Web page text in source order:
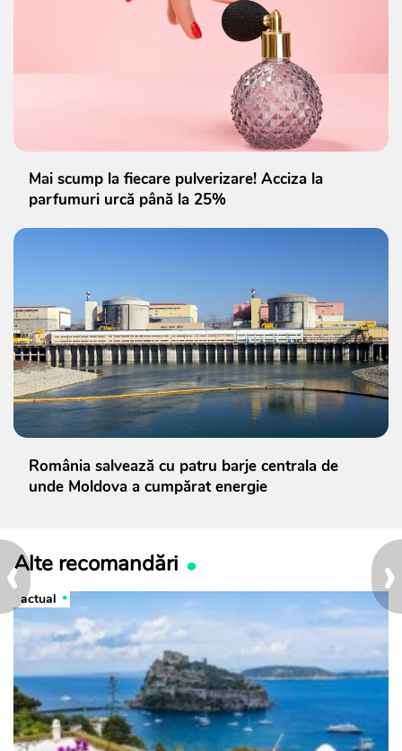
›
‹
Mai scump la fiecare pulverizare! Acciza la
parfumuri urcă până la 25%
România salvează cu patru barje centrala de
unde Moldova a cumpărat energie
Alte recomandări
actual